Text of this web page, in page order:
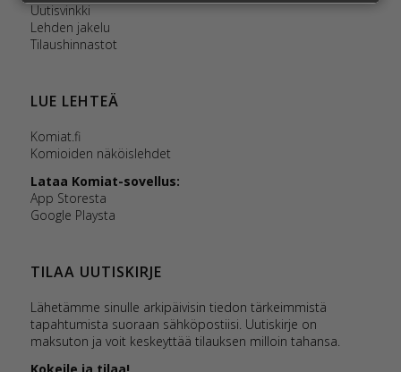
Uutisvinkki
Lehden jakelu
Tilaushinnastot
LUE LEHTEÄ
Komiat.fi
Komioiden näköislehdet
Lataa Komiat-sovellus:
App Storesta
Google Playsta
TILAA UUTISKIRJE
Lähetämme sinulle arkipäivisin tiedon tärkeimmistä
tapahtumista suoraan sähköpostiisi. Uutiskirje on
maksuton ja voit keskeyttää tilauksen milloin tahansa.